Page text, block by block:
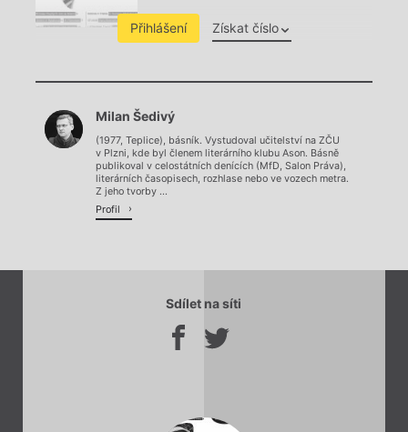
Přihlášení Získat číslo
Chviličku.
Načítá se.
Milan Šedivý
(1977, Teplice), básník. Vystudoval učitelství na ZČU
v Plzni, kde byl členem literárního klubu Ason. Básně
publikoval v celostátních denících (MfD, Salon Práva),
literárních časopisech, rozhlase nebo ve vozech metra.
Z jeho tvorby ...
Profil
Sdílet na síti